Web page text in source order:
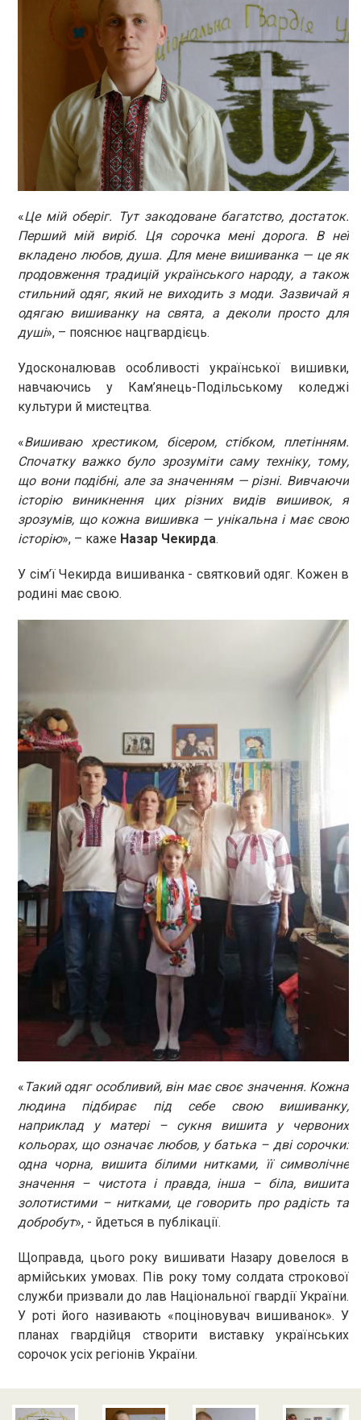
«Це мій оберіг. Тут закодоване багатство, достаток.
Перший мій виріб. Ця сорочка мені дорога. В неї
вкладено любов, душа. Для мене вишиванка — це як
продовження традицій українського народу, а також
стильний одяг, який не виходить з моди. Зазвичай я
одягаю вишиванку на свята, а деколи просто для
душі», – пояснює нацгвардієць.
Удосконалював особливості української вишивки,
навчаючись у Кам’янець-Подільському коледжі
культури й мистецтва.
«Вишиваю хрестиком, бісером, стібком, плетінням.
Спочатку важко було зрозуміти саму техніку, тому,
що вони подібні, але за значенням — різні. Вивчаючи
історію виникнення цих різних видів вишивок, я
зрозумів, що кожна вишивка — унікальна і має свою
історію», – каже Назар Чекирда.
У сім’ї Чекирда вишиванка - святковий одяг. Кожен в
родині має свою.
« Такий одяг особливий, він має своє значення. Кожна
людина підбирає під себе свою вишиванку,
наприклад у матері – сукня вишита у червоних
кольорах, що означає любов, у батька – дві сорочки:
одна чорна, вишита білими нитками, її символічне
значення – чистота і правда, інша – біла, вишита
золотистими – нитками, це говорить про радість та
добробут», - йдеться в публікації.
Щоправда, цього року вишивати Назару довелося в
армійських умовах. Пів року тому солдата строкової
служби призвали до лав Національної гвардії України.
У роті його називають «поціновувач вишиванок». У
планах гвардійця створити виставку українських
сорочок усіх регіонів України.